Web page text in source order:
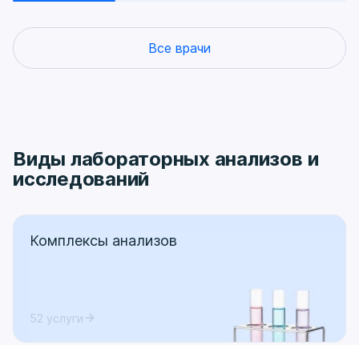
Все врачи
Виды лабораторных анализов и
исследований
Комплексы анализов
52 услуги